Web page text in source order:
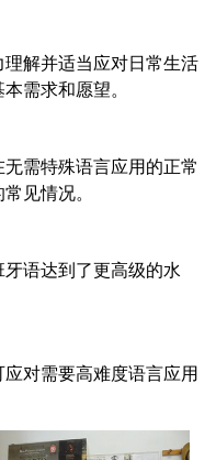
解并适当应对日常生活
需求和愿望。
需特殊语言应用的正常
见情况。
语达到了更高级的水
对需要高难度语言应用